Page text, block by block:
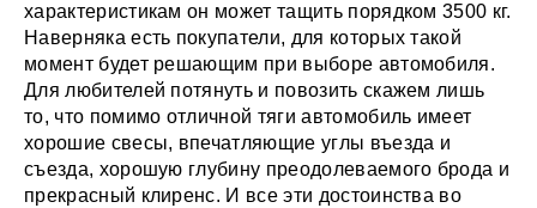
характеристикам он может тащить порядком 3500 кг.
Наверняка есть покупатели, для которых такой
момент будет решающим при выборе автомобиля.
Для любителей потянуть и повозить скажем лишь
то, что помимо отличной тяги автомобиль имеет
хорошие свесы, впечатляющие углы въезда и
съезда, хорошую глубину преодолеваемого брода и
прекрасный клиренс. И все эти достоинства во